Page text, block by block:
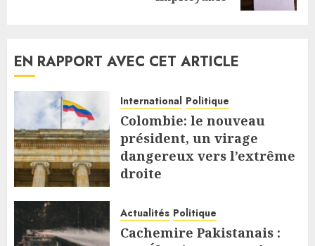
EN RAPPORT AVEC CET ARTICLE
International Politique
Colombie: le nouveau
président, un virage
dangereux vers l’extrême
droite
Actualités Politique
Cachemire Pakistanais :